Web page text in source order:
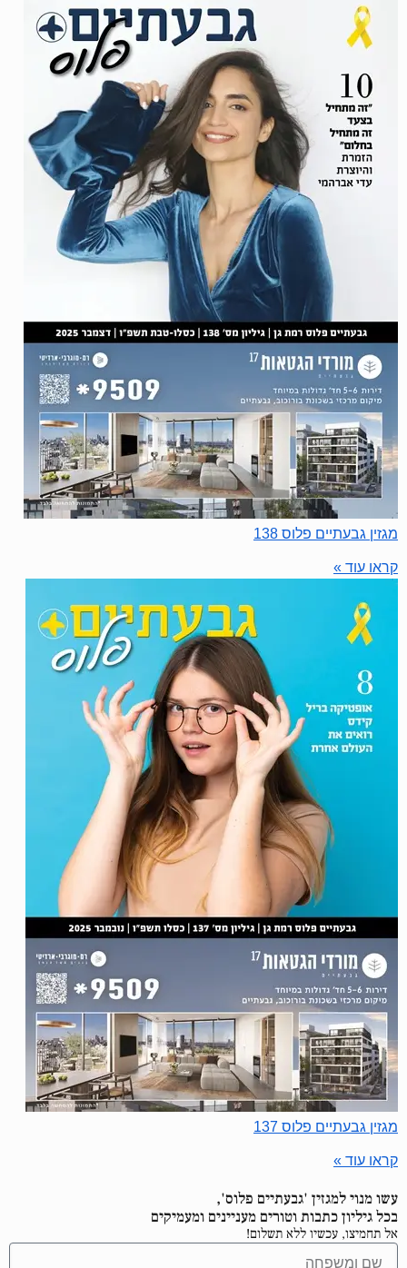
מגזין גבעתיים פלוס 138
קראו עוד »
מגזין גבעתיים פלוס 137
קראו עוד »
עשו מנוי למגזין 'גבעתיים פלוס',
בכל גיליון כתבות וטורים מעניינים ומעמיקים
אל תחמיצו, עכשיו ללא תשלום!